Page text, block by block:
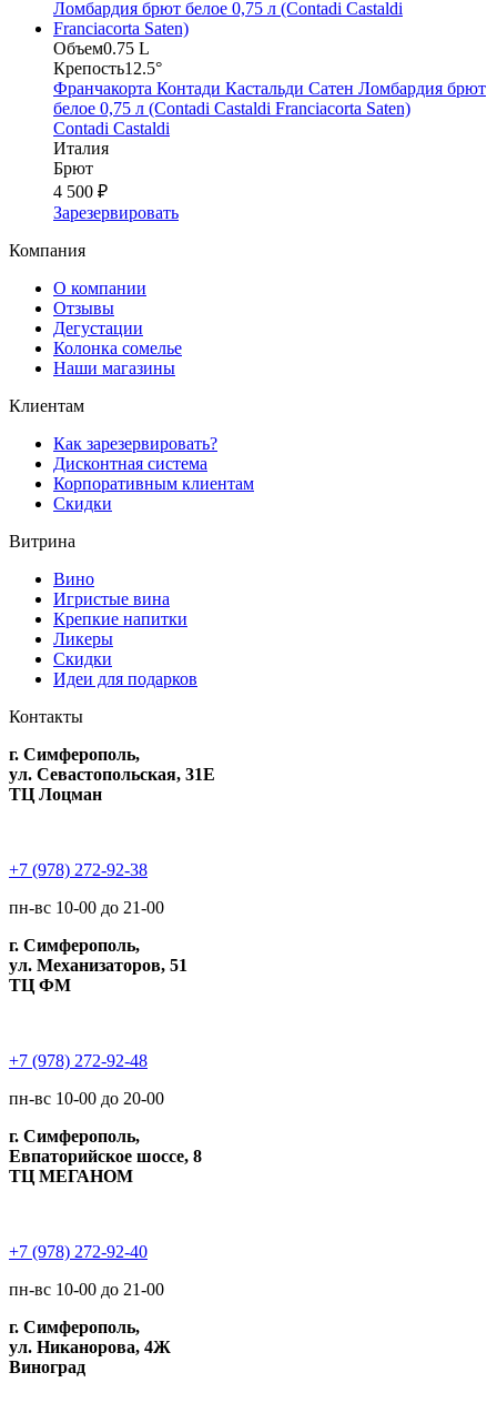
Объем0.75 L
Крепость12.5°
Франчакорта Контади Кастальди Сатен Ломбардия брют
белое 0,75 л (Contadi Castaldi Franciacorta Saten)
Contadi Castaldi
Италия
Брют
4 500 ₽
Зарезервировать
Компания
О компании
Отзывы
Дегустации
Колонка сомелье
Наши магазины
Клиентам
Как зарезервировать?
Дисконтная система
Корпоративным клиентам
Скидки
Витрина
Вино
Игристые вина
Крепкие напитки
Ликеры
Скидки
Идеи для подарков
Контакты
г. Симферополь,
ул. Севастопольская, 31Е
ТЦ Лоцман
+7 (978) 272-92-38
пн-вс 10-00 до 21-00
г. Симферополь,
ул. Механизаторов, 51
ТЦ ФМ
+7 (978) 272-92-48
пн-вс 10-00 до 20-00
г. Симферополь,
Евпаторийское шоссе, 8
ТЦ МЕГАНОМ
+7 (978) 272-92-40
пн-вс 10-00 до 21-00
г. Симферополь,
ул. Никанорова, 4Ж
Виноград